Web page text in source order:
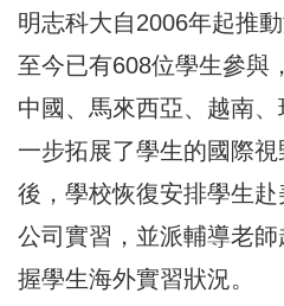
明志科大自2006年起推
至今已有608位學生參與
中國、馬來西亞、越南
一步拓展了學生的國際
後，學校恢復安排學生
公司實習，並派輔導老
握學生海外實習狀況。